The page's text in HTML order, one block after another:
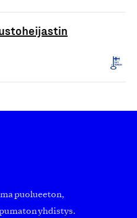
puolueeton,
yhdistys.